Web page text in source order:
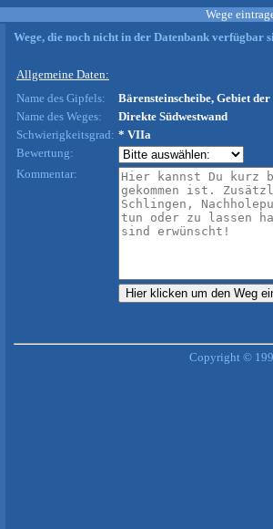
Wege
Wege, die noch nicht in der Datenbank verfügbar
Allgemeine Daten:
Name des Gipfels:
Bärensteinscheibe, Gebiet der
Name des Weges:
Direkte Südwestwand
Schwierigkeitsgrad: * VIIa
Bewertung:
Kommentar:
Copyright ©